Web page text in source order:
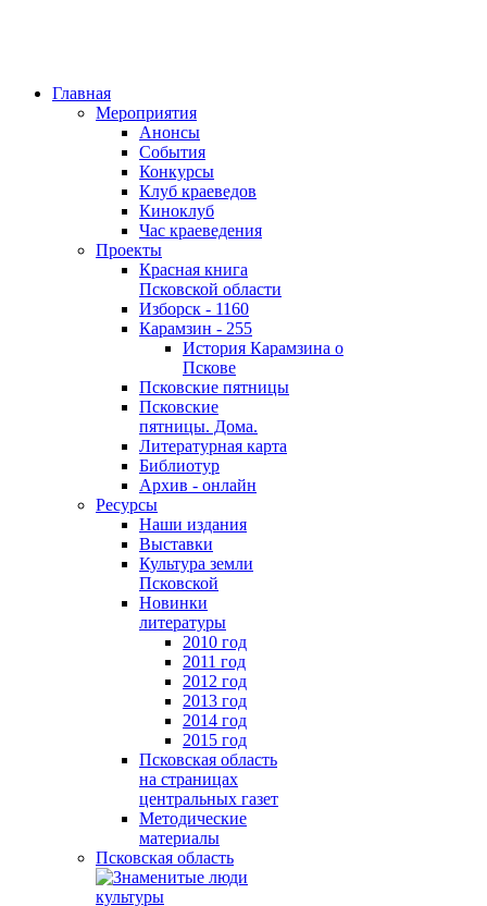
Главная
Мероприятия
Анонсы
События
Конкурсы
Клуб краеведов
Киноклуб
Час краеведения
Проекты
Красная книга
Псковской области
Изборск - 1160
Карамзин - 255
История Карамзина о
Пскове
Псковские пятницы
Псковские
пятницы. Дома.
Литературная карта
Библиотур
Архив - онлайн
Ресурсы
Наши издания
Выставки
Культура земли
Псковской
Новинки
литературы
2010 год
2011 год
2012 год
2013 год
2014 год
2015 год
Псковская область
на страницах
центральных газет
Методические
материалы
Псковская область